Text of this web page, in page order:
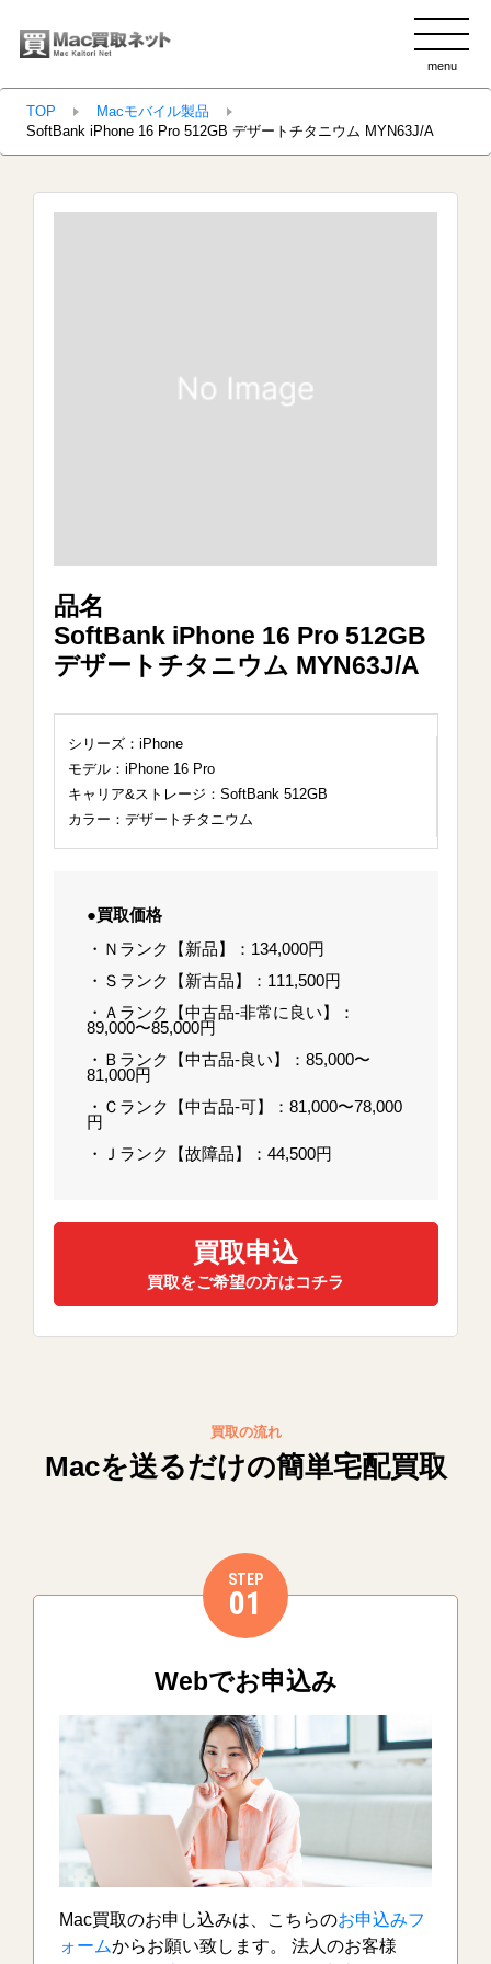
menu
TOP
Macモバイル製品
SoftBank iPhone 16 Pro 512GB デザートチタニウム MYN63J/A
品名
SoftBank iPhone 16 Pro 512GB
デザートチタニウム MYN63J/A
シリーズ：iPhone
モデル：iPhone 16 Pro
キャリア&ストレージ：SoftBank 512GB
カラー：デザートチタニウム
●買取価格
・Ｎランク【新品】：134,000円
・Ｓランク【新古品】：111,500円
・Ａランク【中古品-非常に良い】：
89,000〜85,000円
・Ｂランク【中古品-良い】：85,000〜
81,000円
・Ｃランク【中古品-可】：81,000〜78,000
円
・Ｊランク【故障品】：44,500円
買取申込
買取をご希望の方はコチラ
買取の流れ
Macを送るだけの簡単宅配買取
STEP
01
Webでお申込み
Mac買取のお申し込みは、こちらのお申込みフ
ォームからお願い致します。 法人のお客様